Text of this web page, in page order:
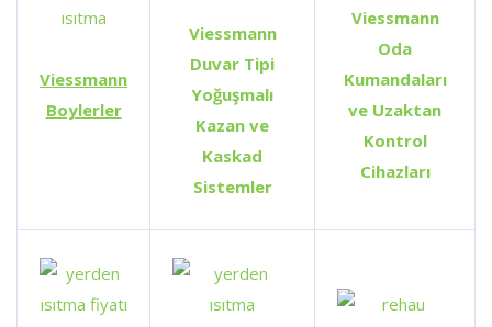
Viessmann
Boylerler
Viessmann
Duvar Tipi
Yoğuşmalı
Kazan ve
Kaskad
Sistemler
Viessmann
Oda
Kumandaları
ve Uzaktan
Kontrol
Cihazları